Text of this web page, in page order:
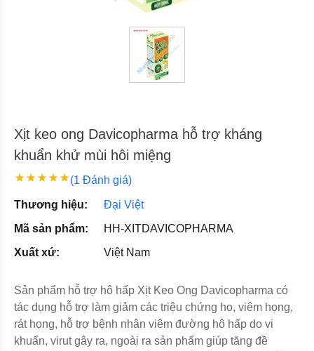
Xịt keo ong Davicopharma hỗ trợ kháng
khuẩn khử mùi hôi miệng
(1 Đánh giá)
Thương hiệu:
Đại Việt
Mã sản phẩm:
HH-XITDAVICOPHARMA
Xuất xứ:
Việt Nam
Sản phẩm hỗ trợ hô hấp Xịt Keo Ong Davicopharma có
tác dụng hỗ trợ làm giảm các triệu chứng ho, viêm họng,
rát họng, hỗ trợ bệnh nhân viêm đường hô hấp do vi
khuẩn, virut gây ra, ngoài ra sản phẩm giúp tăng đề